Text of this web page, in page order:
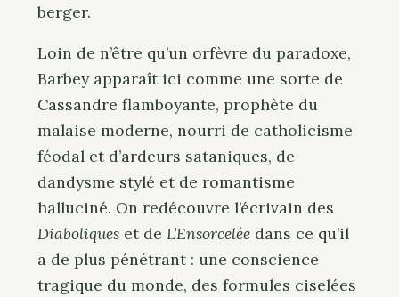
berger.
Loin de n’être qu’un orfèvre du paradoxe,
Barbey apparaît ici comme une sorte de
Cassandre flamboyante, prophète du
malaise moderne, nourri de catholicisme
féodal et d’ardeurs sataniques, de
dandysme stylé et de romantisme
halluciné. On redécouvre l’écrivain des
Diaboliques et de L’Ensorcelée dans ce qu’il
a de plus pénétrant : une conscience
tragique du monde, des formules ciselées